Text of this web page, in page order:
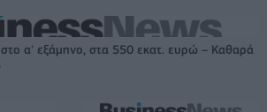
α' εξάμηνο, στα 550 εκατ. ευρώ – Καθαρά